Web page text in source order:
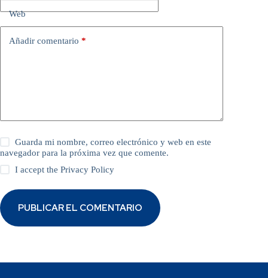
Web
Añadir comentario *
Guarda mi nombre, correo electrónico y web en este
navegador para la próxima vez que comente.
I accept thePrivacy Policy
PUBLICAR EL COMENTARIO